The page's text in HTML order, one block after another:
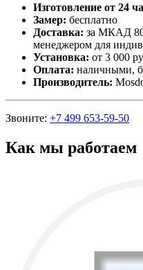
Изготовление от 24
Замер: бесплатно
Доставка: за МКАД
менеджером для
Установка: от 3 000
Оплата: наличными,
Производитель:
Звоните: +7 499 653-59-50
Как мы работаем